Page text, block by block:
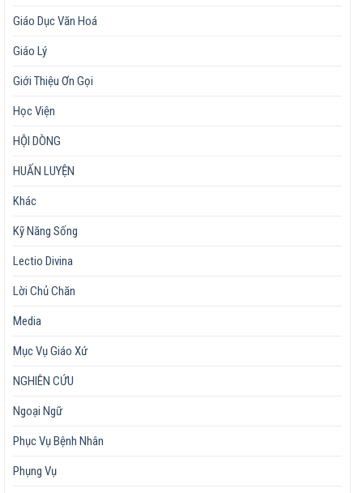
Giáo Dục Văn Hoá
Giáo Lý
Giới Thiệu Ơn Gọi
Học Viện
HỘI DÒNG
HUẤN LUYỆN
Khác
Kỹ Năng Sống
Lectio Divina
Lời Chủ Chăn
Media
Mục Vụ Giáo Xứ
NGHIÊN CỨU
Ngoại Ngữ
Phục Vụ Bệnh Nhân
Phụng Vụ